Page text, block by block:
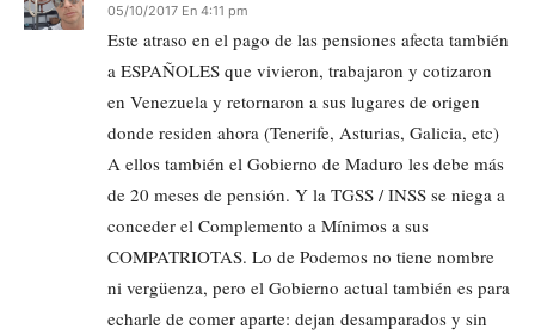
05/10/2017 En 4:11 pm
Este atraso en el pago de las pensiones afecta también
a ESPAÑOLES que vivieron, trabajaron y cotizaron
en Venezuela y retornaron a sus lugares de origen
donde residen ahora (Tenerife, Asturias, Galicia, etc)
A ellos también el Gobierno de Maduro les debe más
de 20 meses de pensión. Y la TGSS / INSS se niega a
conceder el Complemento a Mínimos a sus
COMPATRIOTAS. Lo de Podemos no tiene nombre
ni vergüenza, pero el Gobierno actual también es para
echarle de comer aparte: dejan desamparados y sin